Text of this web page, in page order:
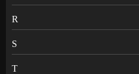
R
S
T